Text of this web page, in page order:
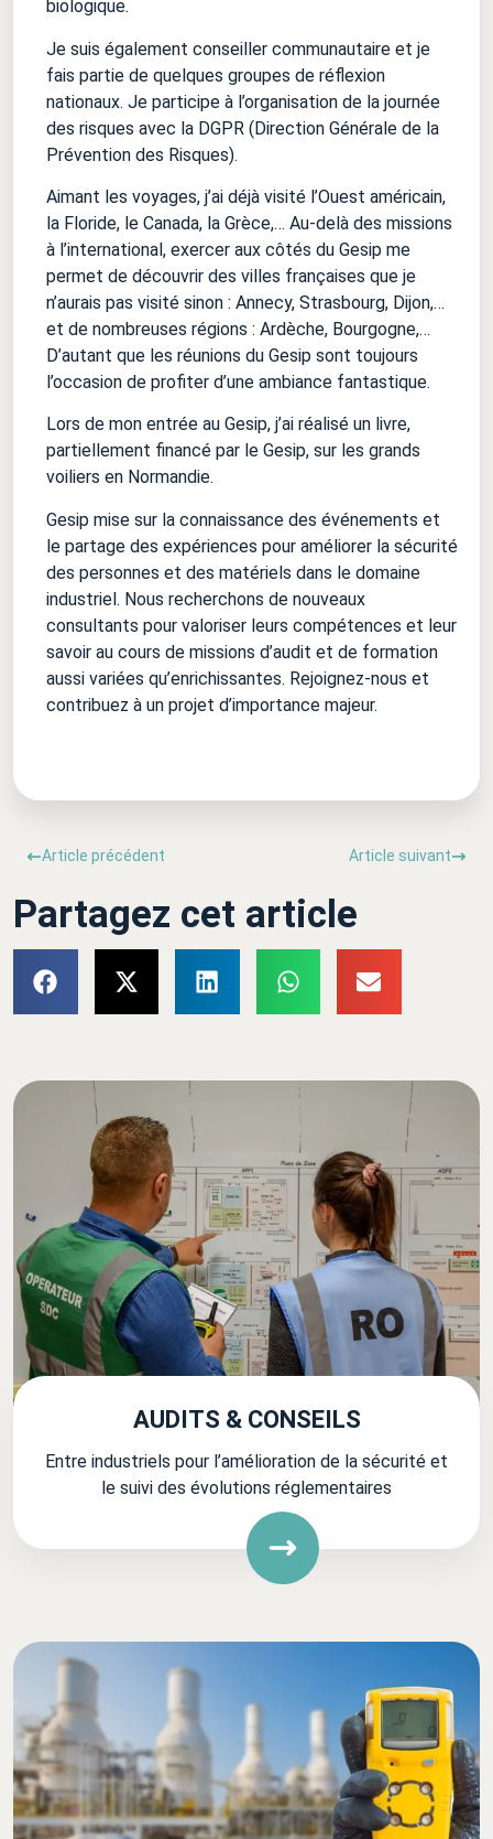
AUDITS & CONSEILS
Entre industriels pour l’amélioration de la sécurité et
le suivi des évolutions réglementaires
biologique.
Je suis également conseiller communautaire et je
fais partie de quelques groupes de réflexion
nationaux. Je participe à l’organisation de la journée
des risques avec la DGPR (Direction Générale de la
Prévention des Risques).
Aimant les voyages, j’ai déjà visité l’Ouest américain,
la Floride, le Canada, la Grèce,… Au-delà des missions
à l’international, exercer aux côtés du Gesip me
permet de découvrir des villes françaises que je
n’aurais pas visité sinon : Annecy, Strasbourg, Dijon,…
et de nombreuses régions : Ardèche, Bourgogne,…
D’autant que les réunions du Gesip sont toujours
l’occasion de profiter d’une ambiance fantastique.
Lors de mon entrée au Gesip, j’ai réalisé un livre,
partiellement financé par le Gesip, sur les grands
voiliers en Normandie.
Gesip mise sur la connaissance des événements et
le partage des expériences pour améliorer la sécurité
des personnes et des matériels dans le domaine
industriel. Nous recherchons de nouveaux
consultants pour valoriser leurs compétences et leur
savoir au cours de missions d’audit et de formation
aussi variées qu’enrichissantes. Rejoignez-nous et
contribuez à un projet d’importance majeur.
Article précédent Article suivant
Partagez cet article